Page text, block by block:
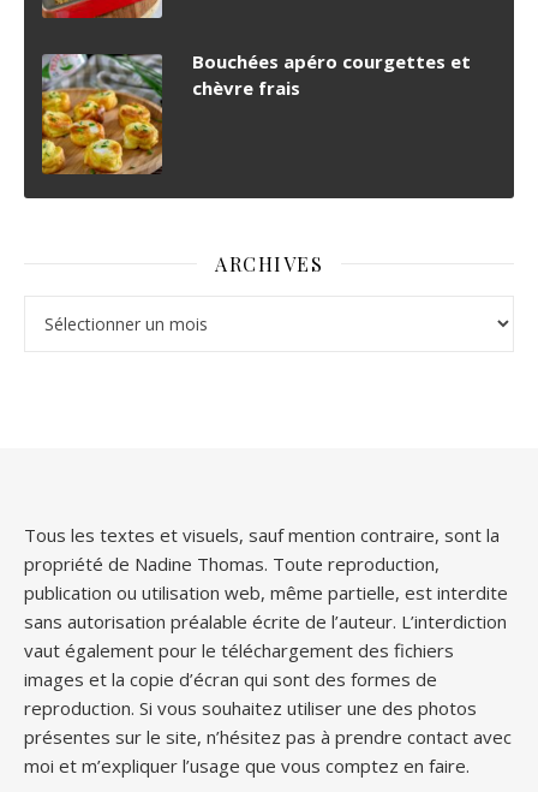
Bouchées apéro courgettes et
chèvre frais
ARCHIVES
Tous les textes et visuels, sauf mention contraire, sont la
propriété de Nadine Thomas. Toute reproduction,
publication ou utilisation web, même partielle, est interdite
sans autorisation préalable écrite de l’auteur. L’interdiction
vaut également pour le téléchargement des fichiers
images et la copie d’écran qui sont des formes de
reproduction. Si vous souhaitez utiliser une des photos
présentes sur le site, n’hésitez pas à prendre contact avec
moi et m’expliquer l’usage que vous comptez en faire.